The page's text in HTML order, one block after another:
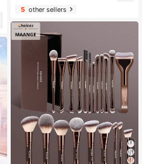
シ、チークブラシ、アイシャドウブ
パウダーブラシ、その他多目的メイ
クツール、コンプリートメイクセッ
ト、トラベル必需品メイクブラシセ
ット、女性と女の子への素敵なギフ
5other sellers